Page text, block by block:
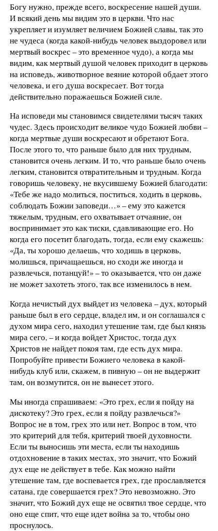
Богу нужно, прежде всего, воскресение нашей души.
И всякий день мы видим это в церкви. Что нас
укрепляет и изумляет величием Божией славы, так это
не чудеса (когда какой-нибудь человек выздоровел или
мертвый воскрес – это временное чудо), а когда мы
видим, как мертвый душой человек приходит в церковь
на исповедь, животворное веяние которой обдает этого
человека, и его душа воскресает. Вот тогда
действительно поражаешься Божией силе.
На исповеди мы становимся свидетелями тысяч таких
чудес. Здесь происходит великое чудо Божией любви –
когда мертвые души воскресают и обретают Бога.
После этого то, что раньше было для них трудным,
становится очень легким. И то, что раньше было очень
легким, становится отвратительным и трудным. Когда
говоришь человеку, не вкусившему Божией благодати:
«Тебе же надо молиться, поститься, ходить в церковь,
соблюдать Божии заповеди…» – ему это кажется
тяжелым, трудным, его охватывает отчаяние, он
воспринимает это как тиски, сдавливающие его. Но
когда его посетит благодать, тогда, если ему скажешь:
«Да, ты хорошо делаешь, что ходишь в церковь,
молишься, причащаешься, но сходи же иногда и
развлечься, потанцуй!» – то оказывается, что он даже
не может захотеть этого, так все изменилось в нем.
Когда нечистый дух выйдет из человека – дух, который
раньше был в его сердце, владел им, и он соглашался с
духом мира сего, находил утешение там, где был князь
мира сего, – и когда войдет Христос, тогда дух
Христов не найдет покоя там, где есть дух мира.
Попробуйте привести Божиего человека в какой-
нибудь клуб или, скажем, в пивную – он не выдержит
там, он возмутится, он не вынесет этого.
Мы иногда спрашиваем: «Это грех, если я пойду на
дискотеку? Это грех, если я пойду развлечься?»
Вопрос не в том, грех это или нет. Вопрос в том, что
это критерий для тебя, критерий твоей духовности.
Если ты выносишь эти места, если ты находишь
отдохновение в таких местах, это значит, что Божий
дух еще не действует в тебе. Как можно найти
утешение там, где воспевается грех, где прославляется
сатана, где совершается грех? Это невозможно. Это
значит, что Божий дух еще не освятил твое сердце, что
оно еще спит, что еще идет война за то, чтобы оно
проснулось.